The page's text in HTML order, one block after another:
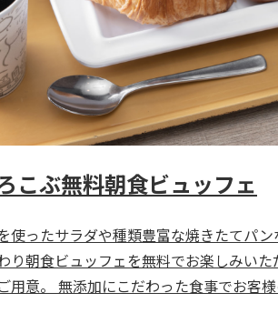
こぶ無料朝食ビュッフェ
使ったサラダや種類豊富な焼きたてパ
り朝食ビュッフェを無料でお楽しみいた
用意。 無添加にこだわった食事でお客